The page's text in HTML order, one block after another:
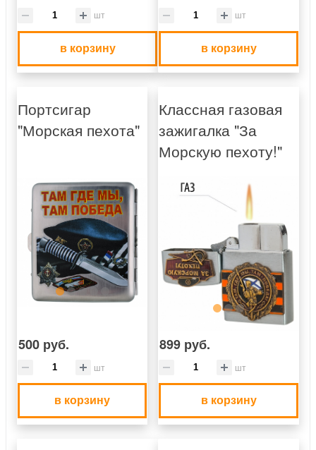
шт
в корзину
шт
в корзину
Портсигар
"Морская пехота"
500 руб.
шт
в корзину
Классная газовая
зажигалка "За
Морскую пехоту!"
899 руб.
шт
в корзину